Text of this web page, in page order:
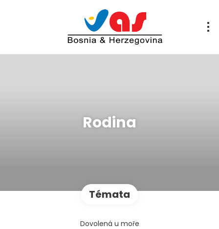
Rodina
Témata
Dovolená u moře